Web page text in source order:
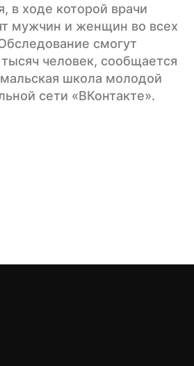
в ходе которой врачи
мужчин и женщин во всех
смогут
человек, сообщается
школа молодой
сети «ВКонтакте».